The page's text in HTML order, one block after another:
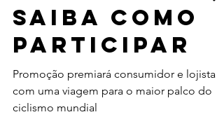
acompanhar
o Tour de
France 2025;
saiba como